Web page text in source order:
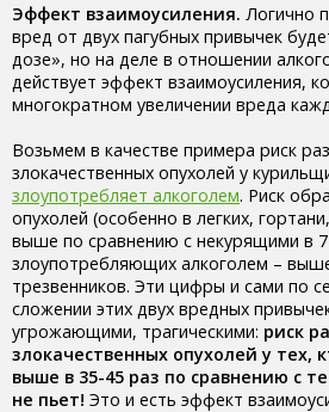
Эффект взаимоусиления. Логично
вред от двух пагубных привычек
дозе», но на деле в отношении
действует эффект взаимоусиления,
многократном увеличении вреда
Возьмем в качестве примера риск
злокачественных опухолей у
злоупотребляет алкоголем. Риск
опухолей (особенно в легких,
выше по сравнению с некурящими в
злоупотребляющих алкоголем –
трезвенников. Эти цифры и сами по
сложении этих двух вредных
угрожающими, трагическими: риск
злокачественных опухолей у тех,
выше в 35-45 раз по сравнению с
не пьет! Это и есть эффект